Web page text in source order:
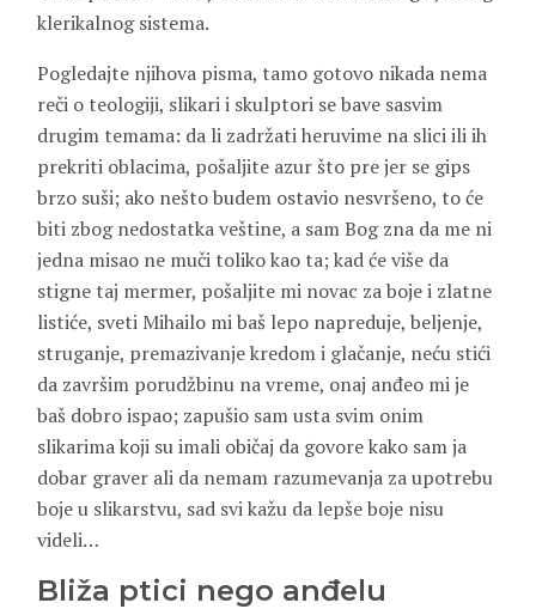
klerikalnog sistema.
Pogledajte njihova pisma, tamo gotovo nikada nema
reči o teologiji, slikari i skulptori se bave sasvim
drugim temama: da li zadržati heruvime na slici ili ih
prekriti oblacima, pošaljite azur što pre jer se gips
brzo suši; ako nešto budem ostavio nesvršeno, to će
biti zbog nedostatka veštine, a sam Bog zna da me ni
jedna misao ne muči toliko kao ta; kad će više da
stigne taj mermer, pošaljite mi novac za boje i zlatne
listiće, sveti Mihailo mi baš lepo napreduje, beljenje,
struganje, premazivanje kredom i glačanje, neću stići
da završim porudžbinu na vreme, onaj anđeo mi je
baš dobro ispao; zapušio sam usta svim onim
slikarima koji su imali običaj da govore kako sam ja
dobar graver ali da nemam razumevanja za upotrebu
boje u slikarstvu, sad svi kažu da lepše boje nisu
videli…
Bliža ptici nego anđelu